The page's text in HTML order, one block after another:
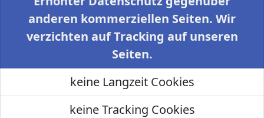
anderen kommerziellen Seiten. Wir
verzichten auf Tracking auf unseren
Seiten.
keine Langzeit Cookies
keine Tracking Cookies